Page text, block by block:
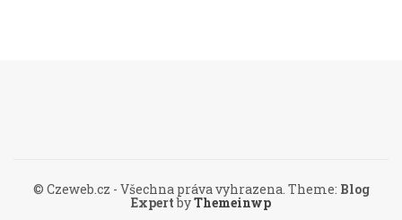
© Czeweb.cz - Všechna práva vyhrazena. Theme: Blog
ExpertbyThemeinwp